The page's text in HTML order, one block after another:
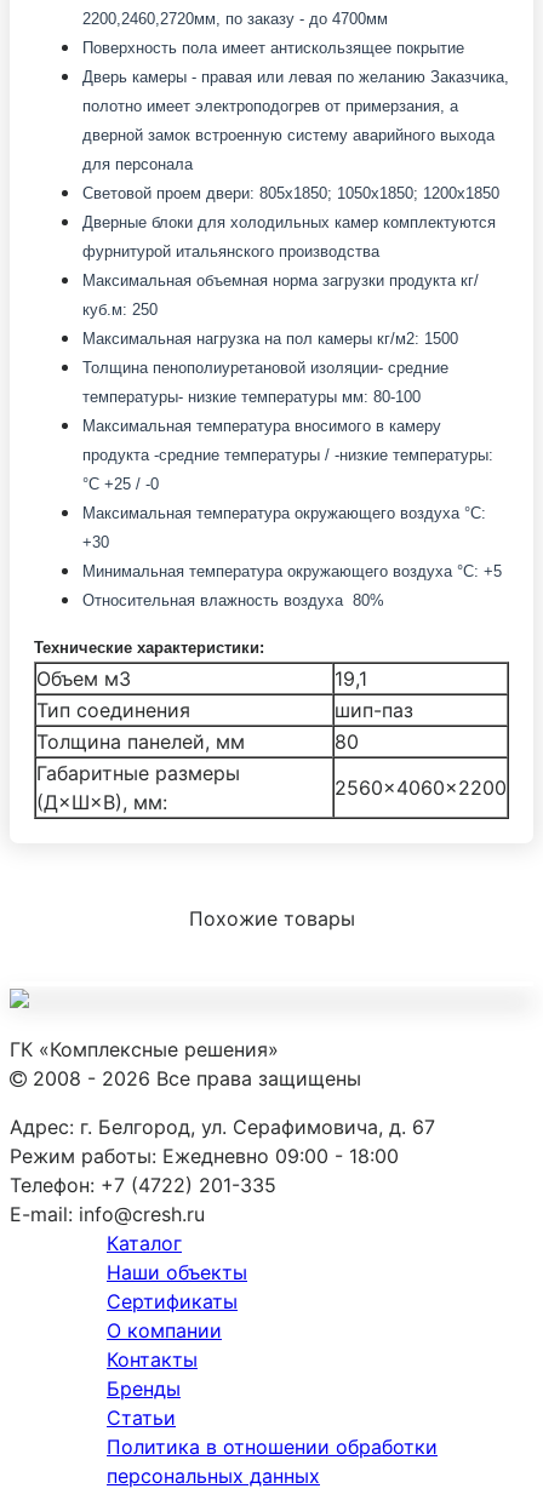
2200,2460,2720мм, по заказу - до 4700мм
Поверхность пола имеет антискользящее покрытие
Дверь камеры - правая или левая по желанию Заказчика,
полотно имеет электроподогрев от примерзания, а
дверной замок встроенную систему аварийного выхода
для персонала
Световой проем двери: 805x1850; 1050x1850; 1200x1850
Дверные блоки для холодильных камер комплектуются
фурнитурой итальянского производства
Максимальная объемная норма загрузки продукта кг/
куб.м: 250
Максимальная нагрузка на пол камеры кг/м2: 1500
Толщина пенополиуретановой изоляции- средние
температуры- низкие температуры мм: 80-100
Максимальная температура вносимого в камеру
продукта -средние температуры / -низкие температуры:
°С +25 / -0
Максимальная температура окружающего воздуха °С:
+30
Минимальная температура окружающего воздуха °С: +5
Относительная влажность воздуха 80%
Технические характеристики:
Объем м3
19,1
Тип соединения
шип-паз
Толщина панелей, мм
80
Габаритные размеры
(Д×Ш×В), мм:
2560×4060×2200
Похожие товары
ГК «Комплексные решения»
2008 - 2026 Все права защищены
Адрес: г. Белгород, ул. Серафимовича, д. 67
Режим работы: Ежедневно 09:00 - 18:00
Телефон: +7 (4722) 201-335
E-mail: info@cresh.ru
Каталог
Наши объекты
Сертификаты
О компании
Контакты
Бренды
Статьи
Политика в отношении обработки
персональных данных